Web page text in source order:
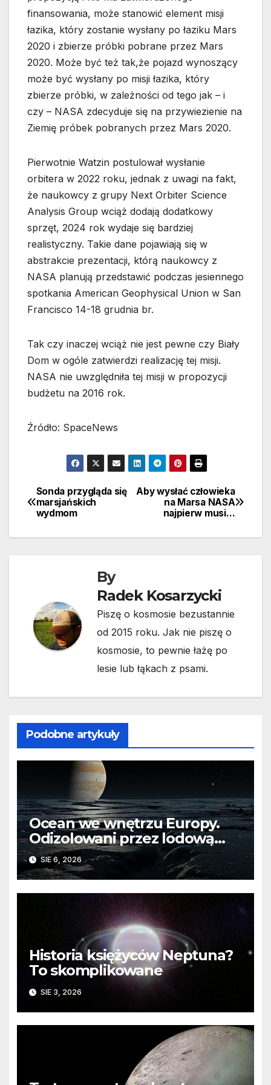
finansowania, może stanowić element misji
łazika, który zostanie wysłany po łaziku Mars
2020 i zbierze próbki pobrane przez Mars
2020. Może być też tak,że pojazd wynoszący
może być wysłany po misji łazika, który
zbierze próbki, w zależności od tego jak – i
czy – NASA zdecyduje się na przywiezienie na
Ziemię próbek pobranych przez Mars 2020.
Pierwotnie Watzin postulował wysłanie
orbitera w 2022 roku, jednak z uwagi na fakt,
że naukowcy z grupy Next Orbiter Science
Analysis Group wciąż dodają dodatkowy
sprzęt, 2024 rok wydaje się bardziej
realistyczny. Takie dane pojawiają się w
abstrakcie prezentacji, którą naukowcy z
NASA planują przedstawić podczas jesiennego
spotkania American Geophysical Union w San
Francisco 14-18 grudnia br.
Tak czy inaczej wciąż nie jest pewne czy Biały
Dom w ogóle zatwierdzi realizację tej misji.
NASA nie uwzględniła tej misji w propozycji
budżetu na 2016 rok.
Źródło: SpaceNews
Nawigacja
wpisu
Aby wysłać człowieka
na Marsa NASA
najpierw musi…
Sonda przygląda się
marsjańskich
wydmom
By
Radek Kosarzycki
Piszę o kosmosie bezustannie
od 2015 roku. Jak nie piszę o
kosmosie, to pewnie łażę po
lesie lub łąkach z psami.
Podobne artykuły
Ocean we wnętrzu Europy.
Odizolowani przez lodową
barierę
SIE 6, 2026
Historia księżyców Neptuna?
To skomplikowane
SIE 3, 2026